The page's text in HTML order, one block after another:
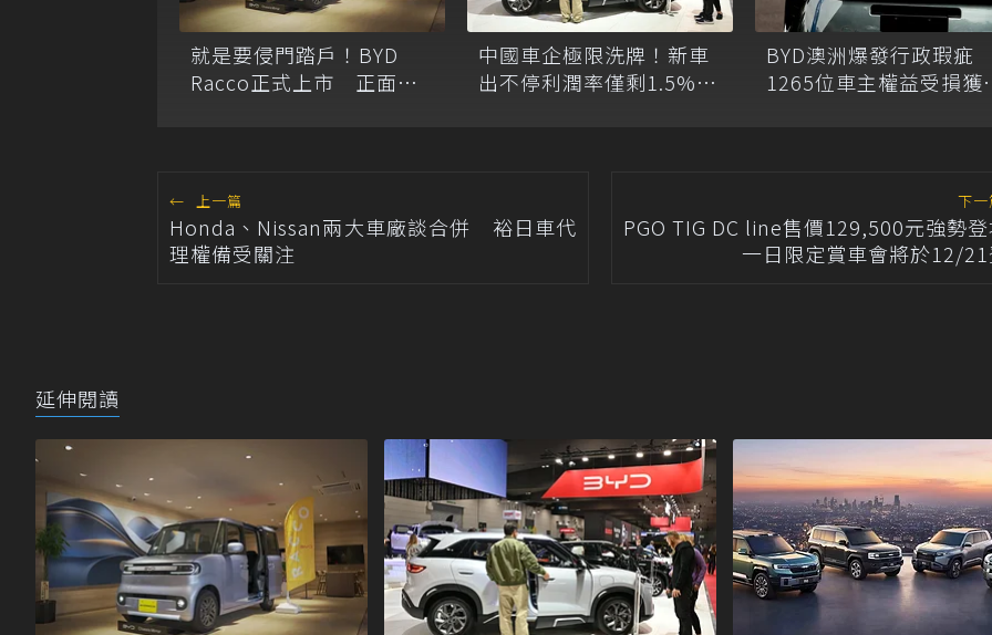
就是要侵門踏戶！BYD
Racco正式上市 正面迎
中國車企極限洗牌！新車
出不停利潤率僅剩1.5%，
BYD澳洲爆發行政瑕疵
1265位車主權益受損獲
← 上一篇
Honda、Nissan兩大車廠談合併 裕日車代
理權備受關注
下
PGO TIG DC line售價129,500元強勢
一日限定賞車會將於12/
延伸閱讀